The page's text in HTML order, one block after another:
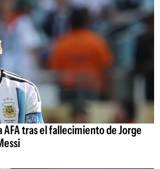
AFA tras el fallecimiento de Jorge